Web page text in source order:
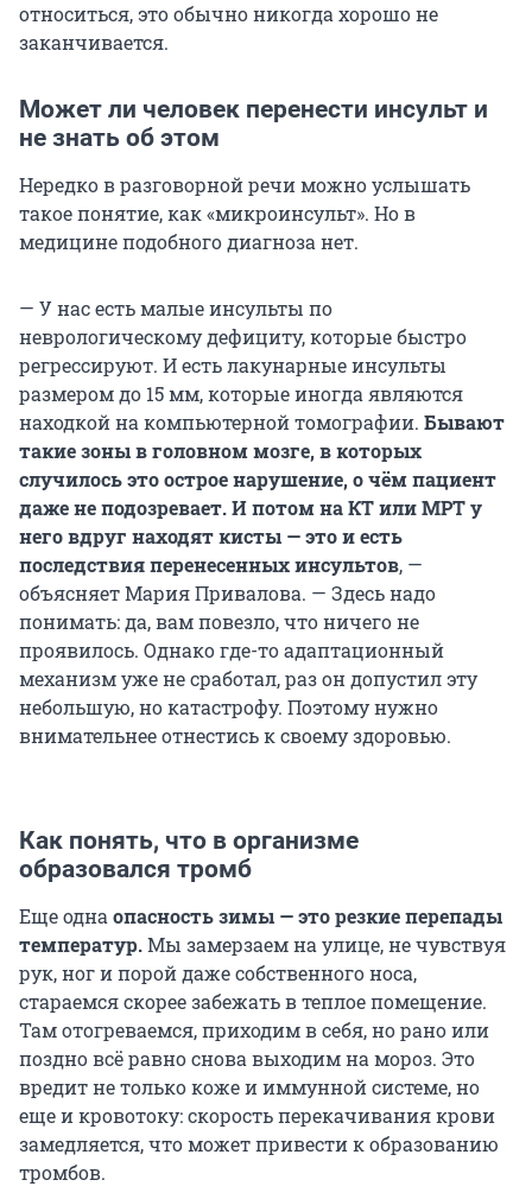
относиться, это обычно никогда хорошо не
заканчивается.
Может ли человек перенести инсульт и
не знать об этом
Нередко в разговорной речи можно услышать
такое понятие, как «микроинсульт». Но в
медицине подобного диагноза нет.
— У нас есть малые инсульты по
неврологическому дефициту, которые быстро
регрессируют. И есть лакунарные инсульты
размером до 15 мм, которые иногда являются
находкой на компьютерной томографии. Бывают
такие зоны в головном мозге, в которых
случилось это острое нарушение, о чём пациент
даже не подозревает. И потом на КТ или МРТ у
него вдруг находят кисты — это и есть
последствия перенесенных инсультов, —
объясняет Мария Привалова. — Здесь надо
понимать: да, вам повезло, что ничего не
проявилось. Однако где-то адаптационный
механизм уже не сработал, раз он допустил эту
небольшую, но катастрофу. Поэтому нужно
внимательнее отнестись к своему здоровью.
Как понять, что в организме
образовался тромб
Еще однаопасность зимы — это резкие перепады
температур.Мы замерзаем на улице, не чувствуя
рук, ног и порой даже собственного носа,
стараемся скорее забежать в теплое помещение.
Там отогреваемся, приходим в себя, но рано или
поздно всё равно снова выходим на мороз. Это
вредит не только коже и иммунной системе, но
еще и кровотоку: скорость перекачивания крови
замедляется, что может привести к образованию
тромбов.